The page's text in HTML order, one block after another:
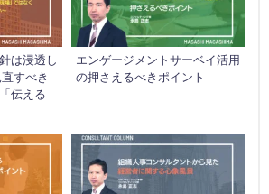
は浸透し
すべき
伝える
エンゲージメントサーベイ活用
の押さえるべきポイント